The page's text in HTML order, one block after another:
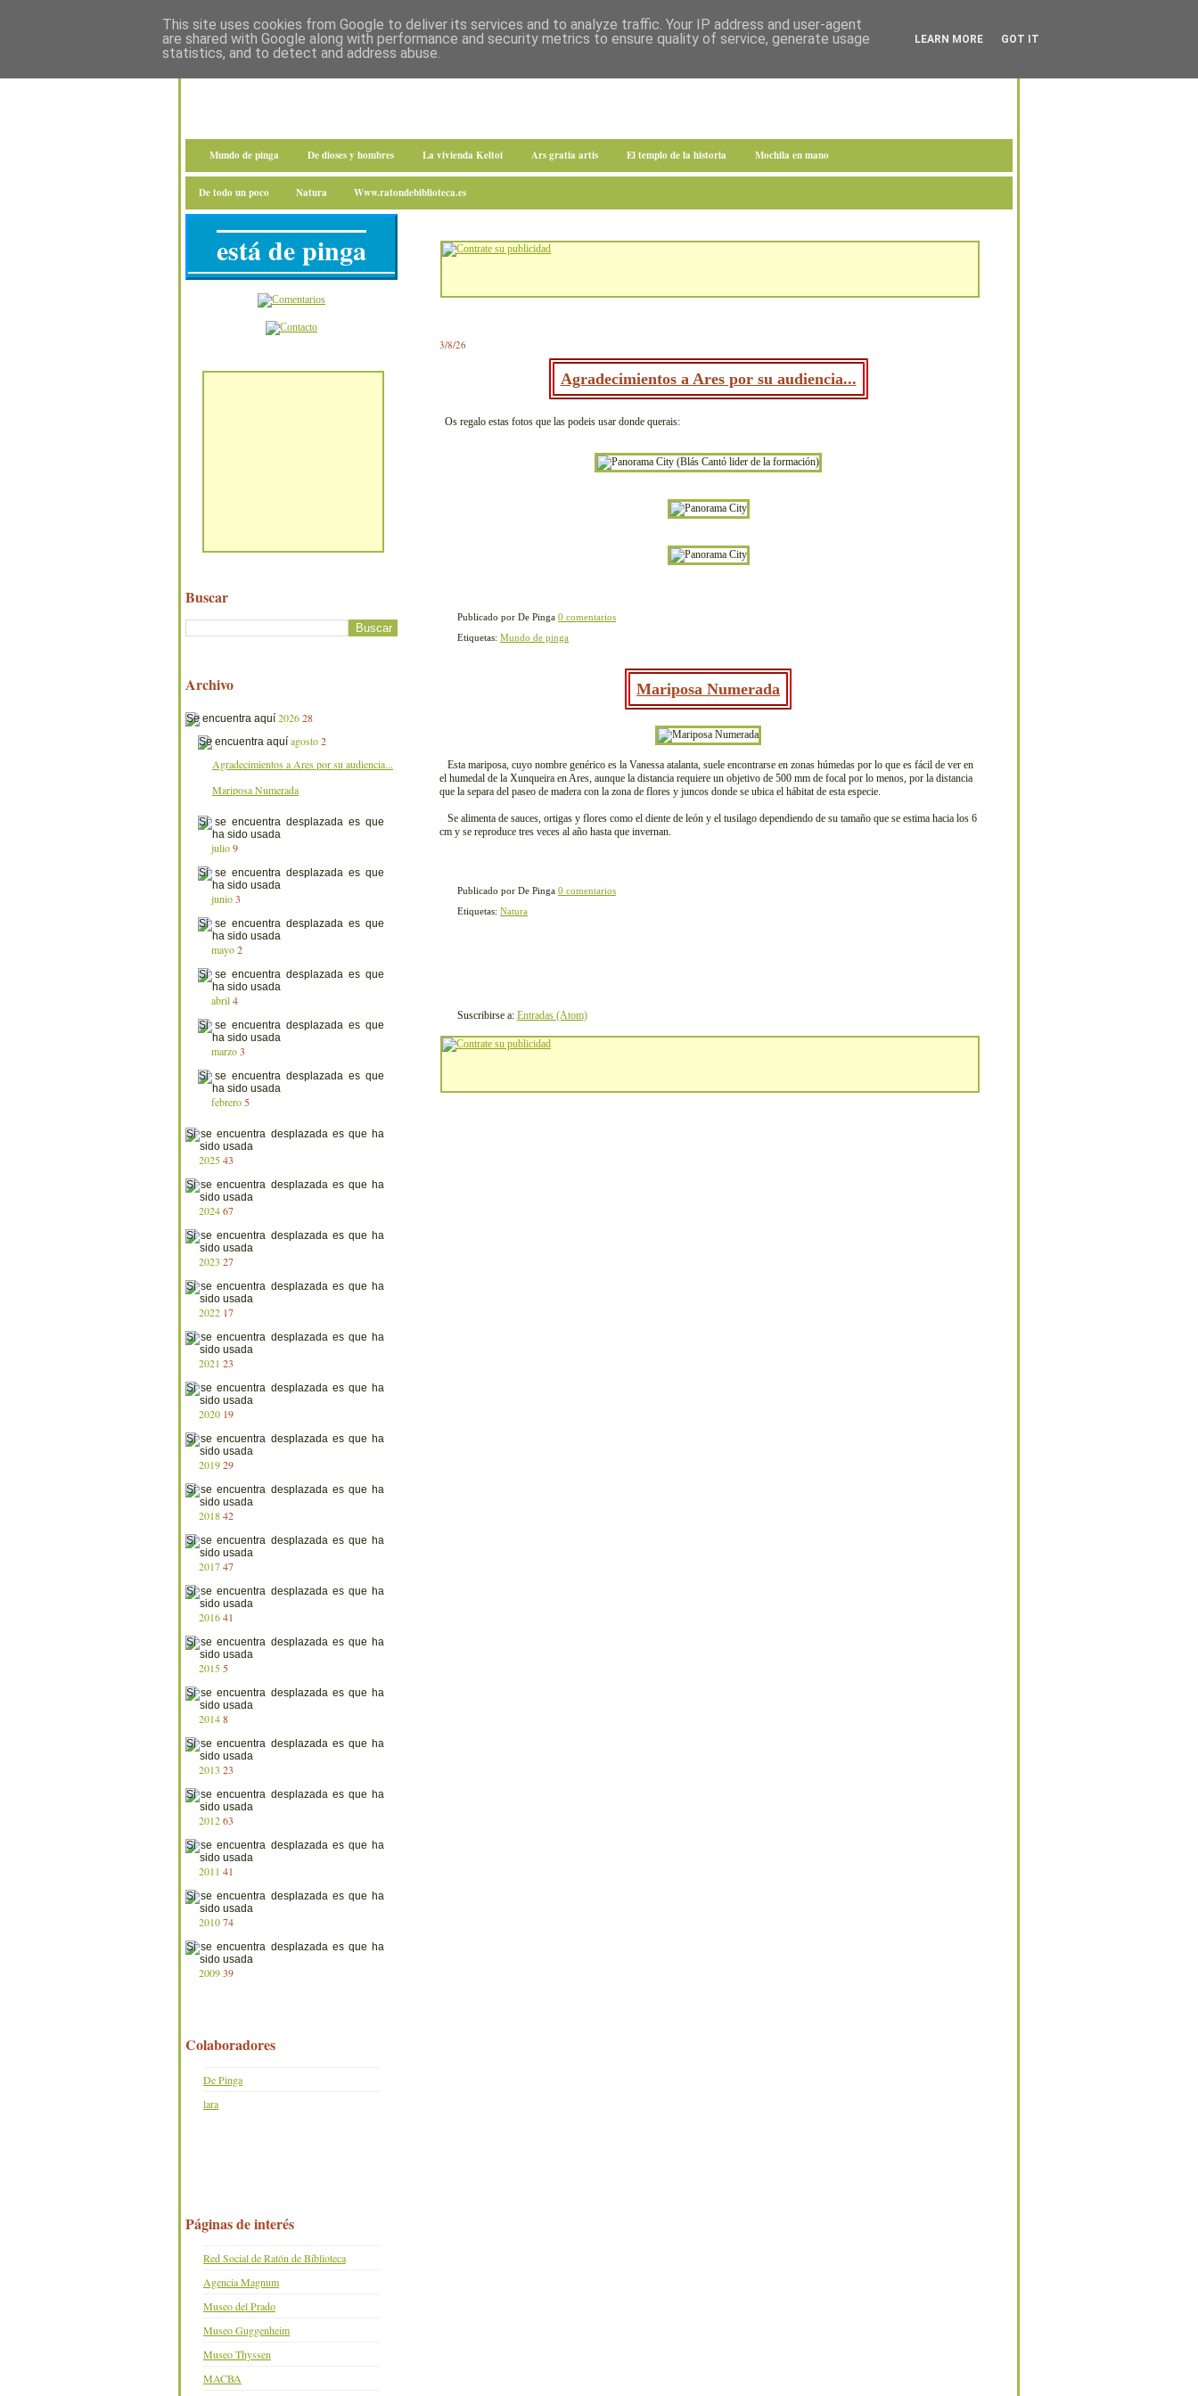
Mundo de pinga De dioses y hombres La vivienda Keltoi Ars gratia artis El templo de la historia Mochila en mano
De todo un poco Natura Www.ratondebiblioteca.es
3/8/26
Agradecimientos a Ares por su audiencia...
Os regalo estas fotos que las podeis usar donde querais:
Publicado por De Pinga 0 comentarios
Etiquetas: Mundo de pinga
Mariposa Numerada
Esta mariposa, cuyo nombre genérico es la Vanessa atalanta, suele encontrarse en zonas húmedas por lo que es fácil de ver en
el humedal de la Xunqueira en Ares, aunque la distancia requiere un objetivo de 500 mm de focal por lo menos, por la distancia
que la separa del paseo de madera con la zona de flores y juncos donde se ubica el hábitat de esta especie.
Se alimenta de sauces, ortigas y flores como el diente de león y el tusilago dependiendo de su tamaño que se estima hacia los 6
cm y se reproduce tres veces al año hasta que invernan.
Publicado por De Pinga 0 comentarios
Etiquetas: Natura
Suscribirse a: Entradas (Atom)
está de pinga
Buscar
Archivo
202628
agosto 2
Agradecimientos a Ares por su audiencia...
Mariposa Numerada
julio 9
junio 3
mayo 2
abril 4
marzo 3
febrero 5
202543
202467
2023 27
2022 17
2021 23
2020 19
201929
201842
201747
201641
2015 5
20148
2013 23
201263
2011 41
201074
200939
Colaboradores
De Pinga
lara
Páginas de interés
Red Social de Ratón de Biblioteca
Agencia Magnum
Museo del Prado
Museo Guggenheim
Museo Thyssen
MACBA
This site uses cookies from Google to deliver its services and to analyze traffic. Your IP address and user-agent
are shared with Google along with performance and security metrics to ensure quality of service, generate usage
statistics, and to detect and address abuse.
LEARN MORE GOT IT